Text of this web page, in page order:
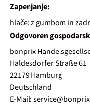
Zapenjanje:
hlače: z gumbom in
Odgovoren
bonprix
Haldesdorfer Straße 61
22179 Hamburg
Deutschland
E-Mail: